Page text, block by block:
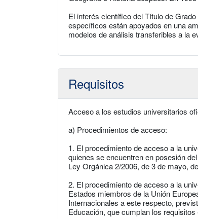
El interés científico del Título de
específicos están apoyados en una
modelos de análisis transferibles a la
Requisitos
Acceso a los estudios universitarios
a) Procedimientos de acceso:
1. El procedimiento de acceso a la
quienes se encuentren en posesión
Ley Orgánica 2/2006, de 3 de mayo,
2. El procedimiento de acceso a la
Estados miembros de la Unión
Internacionales a este respecto,
Educación, que cumplan los